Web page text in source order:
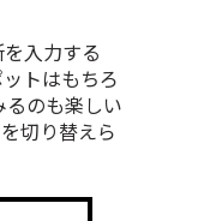
入力する
トはもちろ
のも楽しい
切り替えら